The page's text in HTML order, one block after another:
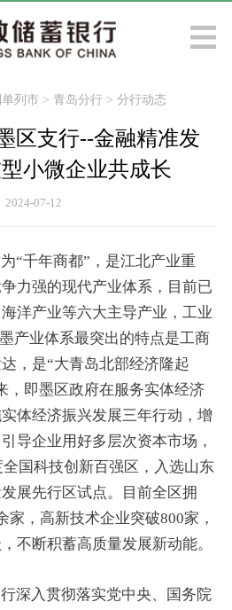
列市 > 青岛分行> 分行动态
区支行--金融精准发
小微企业共成长
2024-07-12
“千年商都”，是江北产业重
力强的现代产业体系，目前已
洋产业等六大主导产业，工业
产业体系最突出的特点是工商
，是“大青岛北部经济隆起
，即墨区政府在服务实体经济
体经济振兴发展三年行动，增
导企业用好多层次资本市场，
国科技创新百强区，入选山东
展先行区试点。目前全区拥
家，高新技术企业突破800家，
不断积蓄高质量发展新动能。
深入贯彻落实党中央、国务院